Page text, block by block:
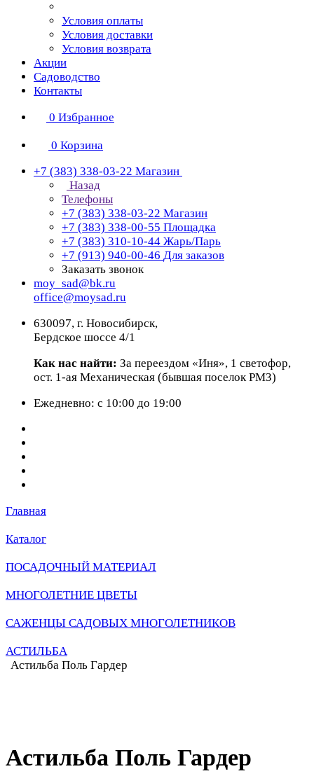
Условия оплаты
Условия доставки
Условия возврата
Акции
Садоводство
Контакты
0 Избранное
0 Корзина
+7 (383) 338-03-22 Магазин
Назад
Телефоны
+7 (383) 338-03-22 Магазин
+7 (383) 338-00-55 Площадка
+7 (383) 310-10-44 Жарь/Парь
+7 (913) 940-00-46 Для заказов
Заказать звонок
moy_sad@bk.ru
office@moysad.ru
630097, г. Новосибирск,
Бердское шоссе 4/1
Как нас найти: За переездом «Иня», 1 светофор,
ост. 1-ая Механическая (бывшая поселок РМЗ)
Ежедневно: с 10:00 до 19:00
Главная
Каталог
ПОСАДОЧНЫЙ МАТЕРИАЛ
МНОГОЛЕТНИЕ ЦВЕТЫ
САЖЕНЦЫ САДОВЫХ МНОГОЛЕТНИКОВ
АСТИЛЬБА
Астильба Поль Гардер
Астильба Поль Гардер